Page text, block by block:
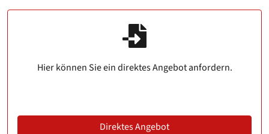
Hier können Sie ein direktes Angebot anfordern.
Direktes Angebot